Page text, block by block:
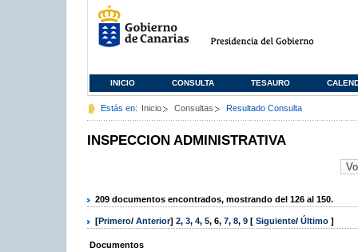
INICIO CONSULTA TESAURO
Estás en: Inicio Consultas Resultado Consulta
INSPECCION ADMINISTRATIVA
209 documentos encontrados, mostrando del 126 al 150.
[Primero/ Anterior] 2, 3, 4, 5, 6, 7, 8, 9 [ Siguiente/ Último ]
Documentos